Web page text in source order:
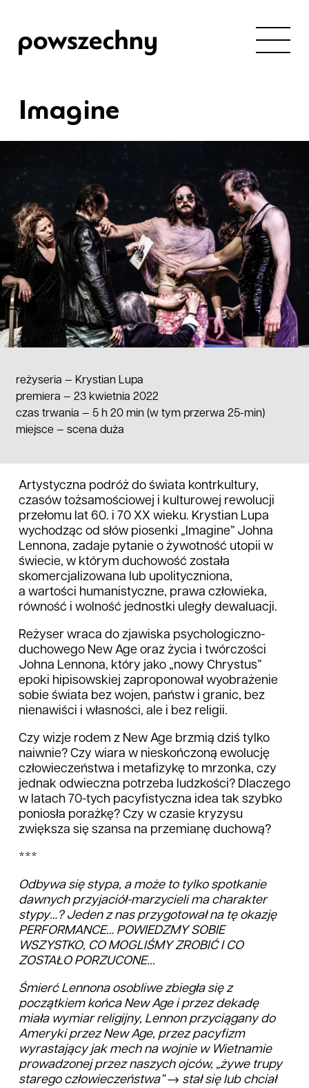
Imagine
reżyseria — Krystian Lupa
premiera — 23 kwietnia 2022
czas trwania — 5 h 20 min (w tym przerwa 25-min)
miejsce — scena duża
Artystyczna podróż do świata kontrkultury,
czasów tożsamościowej i kulturowej rewolucji
przełomu lat 60. i 70 XX wieku. Krystian Lupa
wychodząc od słów piosenki „Imagine” Johna
Lennona, zadaje pytanie o żywotność utopii w
świecie, w którym duchowość została
skomercjalizowana lub upolityczniona,
a wartości humanistyczne, prawa człowieka,
równość i wolność jednostki uległy dewaluacji.
Reżyser wraca do zjawiska psychologiczno-
duchowego New Age oraz życia i twórczości
Johna Lennona, który jako „nowy Chrystus”
epoki hipisowskiej zaproponował wyobrażenie
sobie świata bez wojen, państw i granic, bez
nienawiści i własności, ale i bez religii.
Czy wizje rodem z New Age brzmią dziś tylko
naiwnie? Czy wiara w nieskończoną ewolucję
człowieczeństwa i metafizykę to mrzonka, czy
jednak odwieczna potrzeba ludzkości? Dlaczego
w latach 70-tych pacyfistyczna idea tak szybko
poniosła porażkę? Czy w czasie kryzysu
zwiększa się szansa na przemianę duchową?
***
Odbywa się stypa, a może to tylko spotkanie
dawnych przyjaciół-marzycieli ma charakter
stypy…? Jeden z nas przygotował na tę okazję
PERFORMANCE… POWIEDZMY SOBIE
WSZYSTKO, CO MOGLIŚMY ZROBIĆ I CO
ZOSTAŁO PORZUCONE...
Śmierć Lennona osobliwe zbiegła się z
początkiem końca New Age i przez dekadę
miała wymiar religijny, Lennon przyciągany do
Ameryki przez New Age, przez pacyfizm
wyrastający jak mech na wojnie w Wietnamie
prowadzonej przez naszych ojców, „żywe trupy
starego człowieczeństwa” → stał się lub chciał